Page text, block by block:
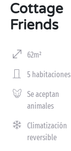
Cottage
Friends
62m²
5 habitaciones
Se aceptan
animales
Climatización
reversible